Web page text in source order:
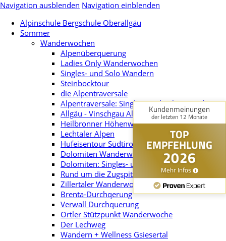
Navigation ausblenden Navigation einblenden
Alpinschule Bergschule Oberallgäu
Sommer
Wanderwochen
Alpenüberquerung
Ladies Only Wanderwochen
Singles- und Solo Wandern
Steinbocktour
die Alpentraversale
Alpentraversale: Singles- und Soloreisend
Allgäu - Vinschgau Alpenüberquerung
Heilbronner Höhenweg
Lechtaler Alpen
Hufeisentour Südtirol
Dolomiten Wanderwoche
Dolomiten: Singles- und Soloreisend
Rund um die Zugspitze
Zillertaler Wanderwoche
Brenta-Durchqerung
Verwall Durchquerung
Ortler Stützpunkt Wanderwoche
Der Lechweg
Wandern + Wellness Gsiesertal